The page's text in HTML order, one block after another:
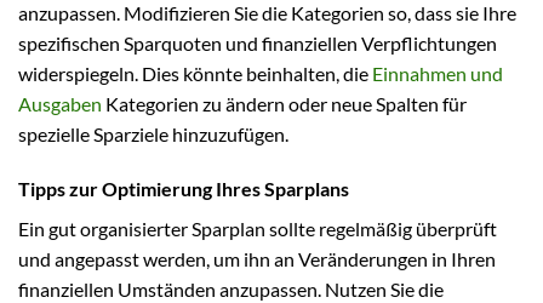
anzupassen. Modifizieren Sie die Kategorien so, dass sie Ihre
spezifischen Sparquoten und finanziellen Verpflichtungen
widerspiegeln. Dies könnte beinhalten, die Einnahmen und
Ausgaben Kategorien zu ändern oder neue Spalten für
spezielle Sparziele hinzuzufügen.
Tipps zur Optimierung Ihres Sparplans
Ein gut organisierter Sparplan sollte regelmäßig überprüft
und angepasst werden, um ihn an Veränderungen in Ihren
finanziellen Umständen anzupassen. Nutzen Sie die